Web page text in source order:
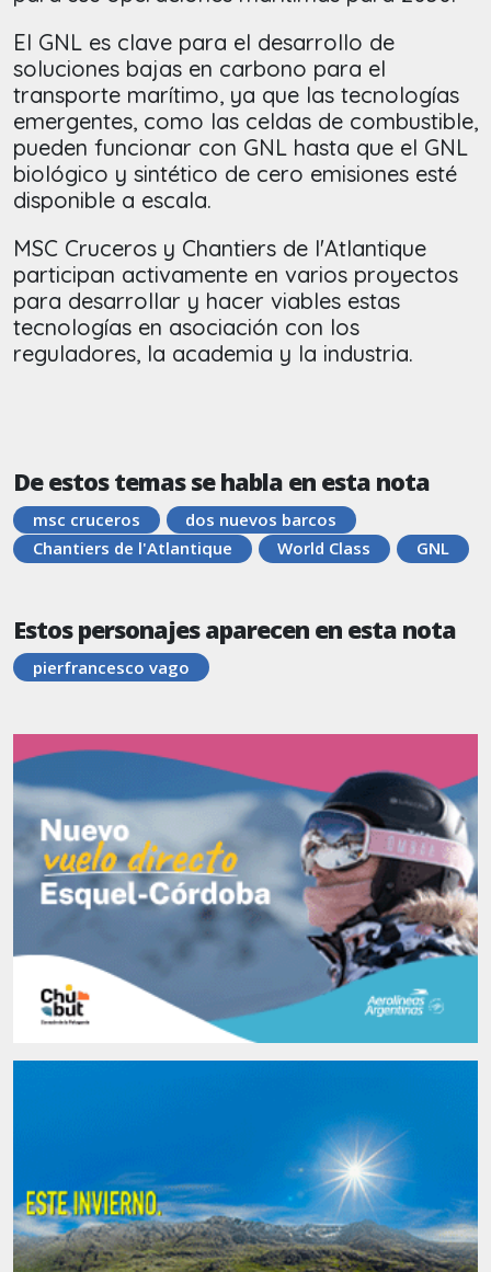
El GNL es clave para el desarrollo de
soluciones bajas en carbono para el
transporte marítimo, ya que las tecnologías
emergentes, como las celdas de combustible,
pueden funcionar con GNL hasta que el GNL
biológico y sintético de cero emisiones esté
disponible a escala.
MSC Cruceros y Chantiers de l'Atlantique
participan activamente en varios proyectos
para desarrollar y hacer viables estas
tecnologías en asociación con los
reguladores, la academia y la industria.
De estos temas se habla en esta nota
msc cruceros
dos nuevos barcos
Chantiers de l'Atlantique
World Class GNL
Estos personajes aparecen en esta nota
pierfrancesco vago